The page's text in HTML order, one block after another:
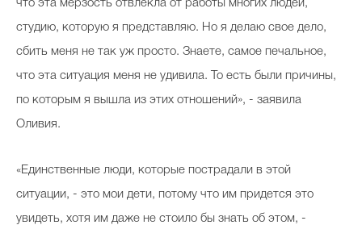
что эта мерзость отвлекла от работы многих людей,
студию, которую я представляю. Но я делаю свое дело,
сбить меня не так уж просто. Знаете, самое печальное,
что эта ситуация меня не удивила. То есть были причины,
по которым я вышла из этих отношений», - заявила
Оливия.
«Единственные люди, которые пострадали в этой
ситуации, - это мои дети, потому что им придется это
увидеть, хотя им даже не стоило бы знать об этом, -